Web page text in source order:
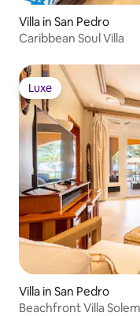
Villa in San Pedro
Caribbean Soul Villa
Luxe
Luxe
Villa in San Pedro
Beachfront Villa